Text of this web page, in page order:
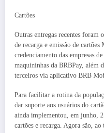
Cartões
Outras entregas recentes foram
de recarga e emissão de
credenciamento das empresas
maquininhas da BRBPay, além
terceiros via aplicativo BRB
Para facilitar a rotina da
dar suporte aos usuários do
ainda implementou, em junho,
cartões e recarga. Agora são,